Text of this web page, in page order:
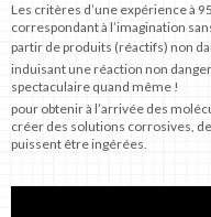
Les critères d’une expérience à
correspondant à l’imagination
partir de produits (réactifs) non
induisant une réaction non
spectaculaire quand même !
pour obtenir à l’arrivée des
créer des solutions corrosives,
puissent être ingérées.